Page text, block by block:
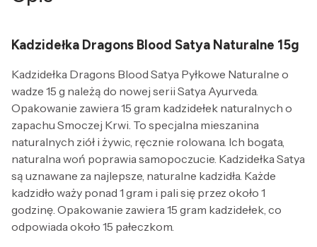
Kadzidełka Dragons Blood Satya Naturalne 15g
Kadzidełka Dragons Blood Satya Pyłkowe Naturalne o
wadze 15 g należą do nowej serii Satya Ayurveda.
Opakowanie zawiera 15 gram kadzidełek naturalnych o
zapachu Smoczej Krwi. To specjalna mieszanina
naturalnych ziół i żywic, ręcznie rolowana. Ich bogata,
naturalna woń poprawia samopoczucie. Kadzidełka Satya
są uznawane za najlepsze, naturalne kadzidła. Każde
kadzidło waży ponad 1 gram i pali się przez około 1
godzinę. Opakowanie zawiera 15 gram kadzidełek, co
odpowiada około 15 pałeczkom.